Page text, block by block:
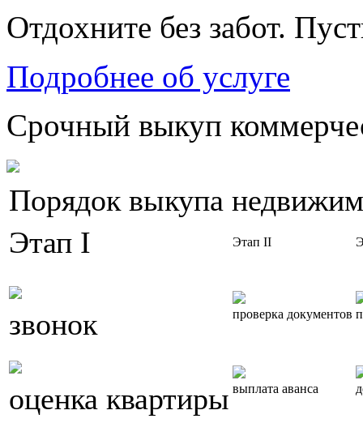
Отдохните без забот.
Подробнее об услуге
Срочный выкуп
Порядок выкупа
Этап I
Этап II
звонок проверка документов
оценка квартиры выплата аванса